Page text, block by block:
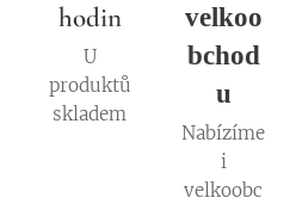
hodin
U
produktů
skladem
velkoo
bchod
u
Nabízíme
i
velkoobc